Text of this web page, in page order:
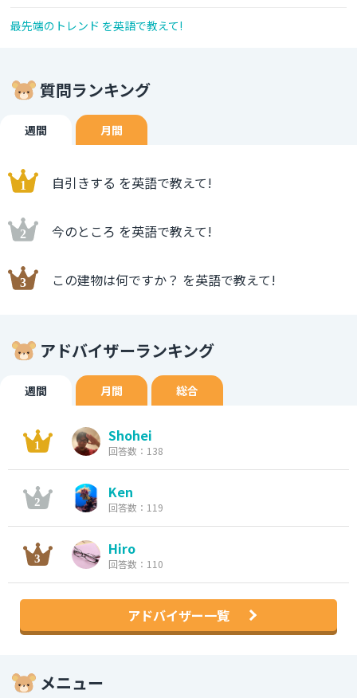
最先端のトレンド を英語で教えて!
質問ランキング
週間 月間
自引きする を英語で教えて!
今のところ を英語で教えて!
この建物は何ですか？ を英語で教えて!
アドバイザーランキング
週間 月間 総合
Shohei
回答数：138
Ken
回答数：119
Hiro
回答数：110
アドバイザー一覧
メニュー